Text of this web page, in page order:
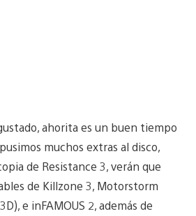
ahorita es un buen tiempo
muchos extras al disco,
de Resistance 3, verán que
de Killzone 3, Motorstorm
e inFAMOUS 2, además de